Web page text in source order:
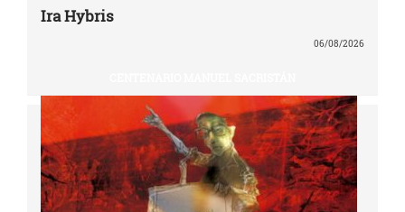
Ira Hybris
06/08/2026